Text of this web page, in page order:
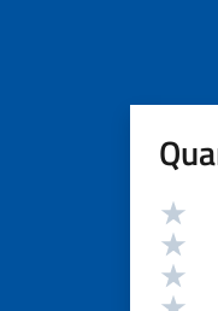
Valutazione